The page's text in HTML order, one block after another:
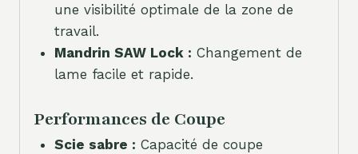
une visibilité optimale de la zone de
travail.
Mandrin SAW Lock : Changement de
lame facile et rapide.
Performances de Coupe
Scie sabre : Capacité de coupe